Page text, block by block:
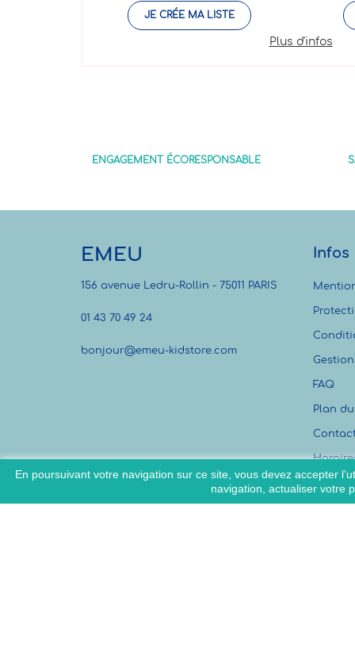
JE CRÉE MA LISTE
Plus d'infos
ENGAGEMENT ÉCORESPONSABLE
EMEU
156 avenue Ledru-Rollin - 75011 PARIS
01 43 70 49 24
bonjour@emeu-kidstore.com
Infos
FAQ
Plan
En poursuivant votre navigation sur ce site, vous devez accepter
navigation, actualiser votre